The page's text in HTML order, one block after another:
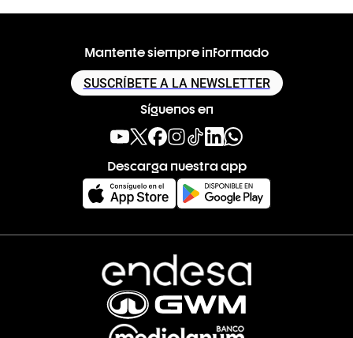
Mantente siempre informado
SUSCRÍBETE A LA NEWSLETTER
Síguenos en
Descarga nuestra app